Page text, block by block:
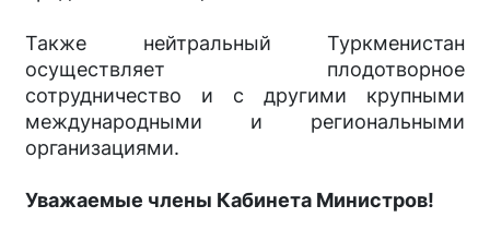
Также нейтральный Туркменистан
осуществляет плодо­творное
сотрудничество и с другими крупными
международными и региональными
организациями.
Уважаемые члены Кабинета Министров!